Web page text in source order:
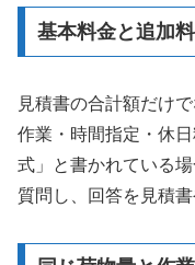
基本料金と追加
見積書の合計額だけ
作業・時間指定・休
式」と書かれている
質問し、回答を見積